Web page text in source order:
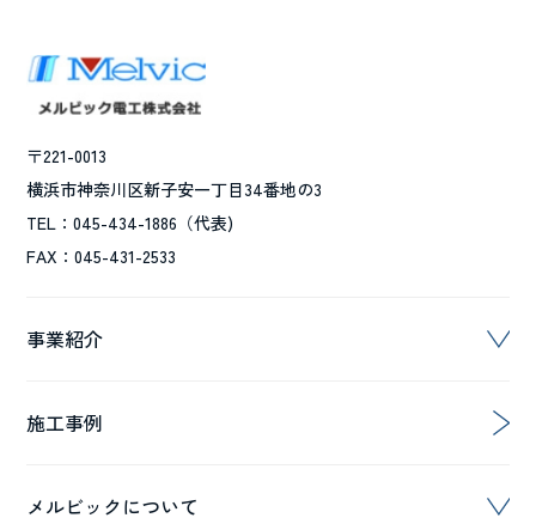
〒221-0013
横浜市神奈川区新子安一丁目34番地の3
TEL：045-434-1886（代表)
FAX：045-431-2533
事業紹介
施工事例
メルビックについて